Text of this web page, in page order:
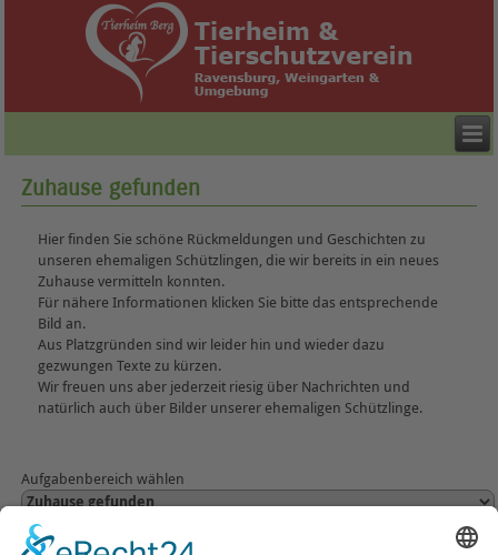
Zuhause gefunden
Hier finden Sie schöne Rückmeldungen und Geschichten zu
unseren ehemaligen Schützlingen, die wir bereits in ein neues
Zuhause vermitteln konnten.
Für nähere Informationen klicken Sie bitte das entsprechende
Bild an.
Aus Platzgründen sind wir leider hin und wieder dazu
gezwungen Texte zu kürzen.
Wir freuen uns aber jederzeit riesig über Nachrichten und
natürlich auch über Bilder unserer ehemaligen Schützlinge.
Aufgabenbereich wählen
Name suchen